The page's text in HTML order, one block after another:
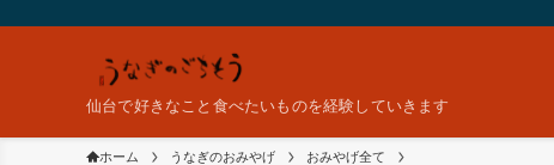
仙台で好きなこと食べたいものを経験していきます
ホーム うなぎのおみやげ おみやげ全て